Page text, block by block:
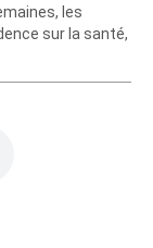
les
sur la santé,